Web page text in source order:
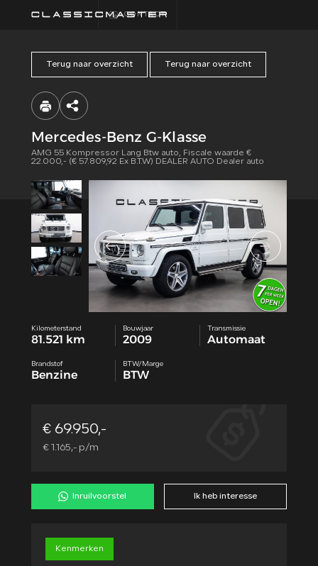
CONTACT
HOME
FINANCIEREN
VOORWAARDEN
CONTACT
Terug naar overzicht Terug naar overzicht
Mercedes-Benz G-Klasse
AMG 55 Kompressor Lang Btw auto, Fiscale waarde €
22.000,- (€ 57.809,92 Ex B.T.W) DEALER AUTO Dealer auto
Kilometerstand
81.521 km
Bouwjaar
2009
Transmissie
Automaat
Brandstof
Benzine
BTW/Marge
BTW
€ 69.950,-
€ 1.165,- p/m
Inruilvoorstel Ik heb interesse
Kenmerken